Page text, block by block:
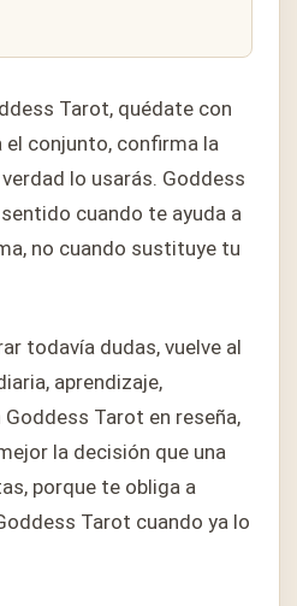
Tarot, quédate con
el conjunto, confirma la
lo usarás. Goddess
cuando te ayuda a
no cuando sustituye tu
todavía dudas, vuelve al
aprendizaje,
Tarot en reseña,
la decisión que una
porque te obliga a
Tarot cuando ya lo